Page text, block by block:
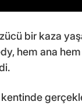
bir kaza
hem ana